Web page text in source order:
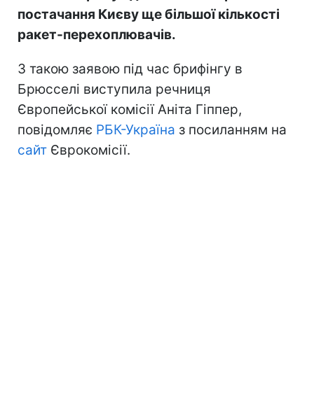
постачання Києву ще більшої кількості
ракет-перехоплювачів.
З такою заявою під час брифінгу в
Брюсселі виступила речниця
Європейської комісії Аніта Гіппер,
повідомляє РБК-Україна з посиланням на
сайт Єврокомісії.